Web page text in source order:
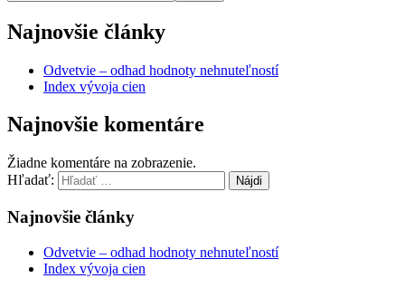
Najnovšie články
Odvetvie – odhad hodnoty nehnuteľností
Index vývoja cien
Najnovšie komentáre
Žiadne komentáre na zobrazenie.
Hľadať:
Najnovšie články
Odvetvie – odhad hodnoty nehnuteľností
Index vývoja cien